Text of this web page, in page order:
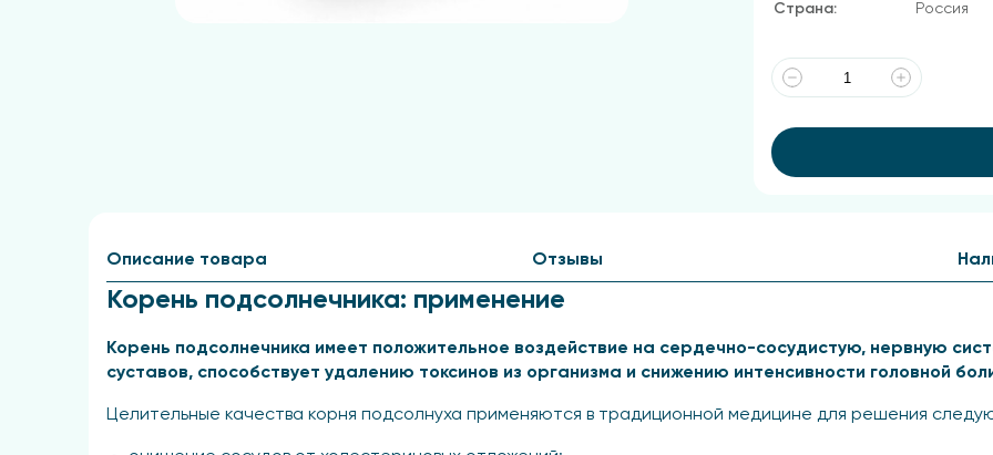
Страна:
Россия
Описание товара
Корень подсолнечника: применение
Корень подсолнечника имеет положительное воздействие на сердечно-сосудистую, нервную
суставов, способствует удалению токсинов из организма и снижению интенсивности головной
Целительные качества корня подсолнуха применяются в традиционной медицине для решения
Отзывы